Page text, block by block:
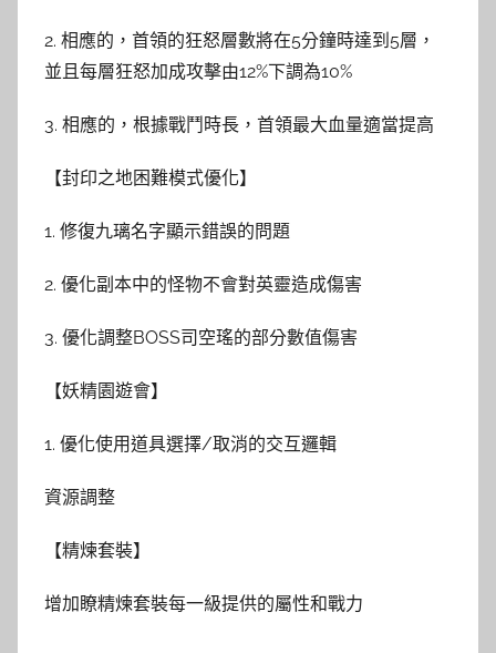
2. 相應的，首領的狂怒層數將在5分鐘時達到5層，
並且每層狂怒加成攻擊由12%下調為10%
3. 相應的，根據戰鬥時長，首領最大血量適當提高
【封印之地困難模式優化】
1. 修復九璃名字顯示錯誤的問題
2. 優化副本中的怪物不會對英靈造成傷害
3. 優化調整BOSS司空瑤的部分數值傷害
【妖精園遊會】
1. 優化使用道具選擇/取消的交互邏輯
資源調整
【精煉套裝】
增加瞭精煉套裝每一級提供的屬性和戰力